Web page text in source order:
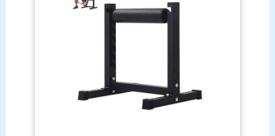
Unilatéral Équilibre】: Le rouleau squat réglable
quadriceps fessiers symétriques et puissants.
【Confort Sécurité Optimisés】: Le rouleau 420mm
recouvert de mousse douce PU réduit la pression
sur les chevilles sans abrasion. Les tapis